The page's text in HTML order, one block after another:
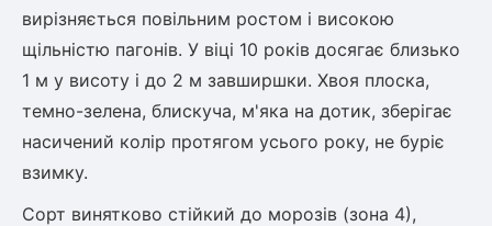
Шовковиця
Абрикос
Обліпиха
Будлея
Лавровишня
Кизильник
Бобовник (Жерновець)
Калина
Піраканта
Бузина
вирізняється повільним ростом і високою
щільністю пагонів. У віці 10 років досягає близько
1 м у висоту і до 2 м завширшки. Хвоя плоска,
темно-зелена, блискуча, м'яка на дотик, зберігає
насичений колір протягом усього року, не буріє
взимку.
Сорт винятково стійкий до морозів (зона 4),